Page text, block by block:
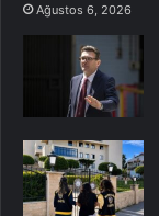
Ağustos 6, 2026